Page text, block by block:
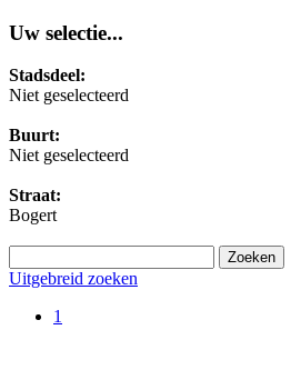
Uw selectie...
Stadsdeel:
Niet geselecteerd
Buurt:
Niet geselecteerd
Straat:
Bogert
Uitgebreid zoeken
1